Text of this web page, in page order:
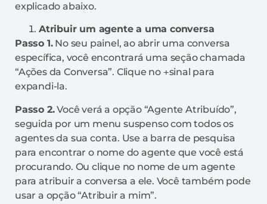
explicado abaixo.
Atribuir um agente a uma conversa
Passo 1.No seu painel, ao abrir uma conversa
específica, você encontrará uma seção chamada
“Ações da Conversa”. Clique no +sinal para
expandi-la.
Passo 2.Você verá a opção “Agente Atribuído”,
seguida por um menu suspenso com todos os
agentes da sua conta. Use a barra de pesquisa
para encontrar o nome do agente que você está
procurando. Ou clique no nome de um agente
para atribuir a conversa a ele. Você também pode
usar a opção “Atribuir a mim”.